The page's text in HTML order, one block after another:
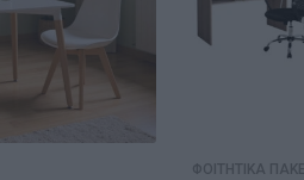
ΦΟΙΤΗΤΙΚΑ